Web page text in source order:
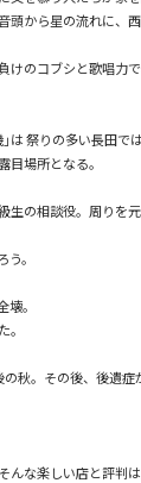
頭から星の流れに、
けのコブシと歌唱力
は 祭りの多い長田で
目場所となる。
生の相談役。周りを
。
壊。
。
秋。その後、後遺症
んな楽しい店と評判